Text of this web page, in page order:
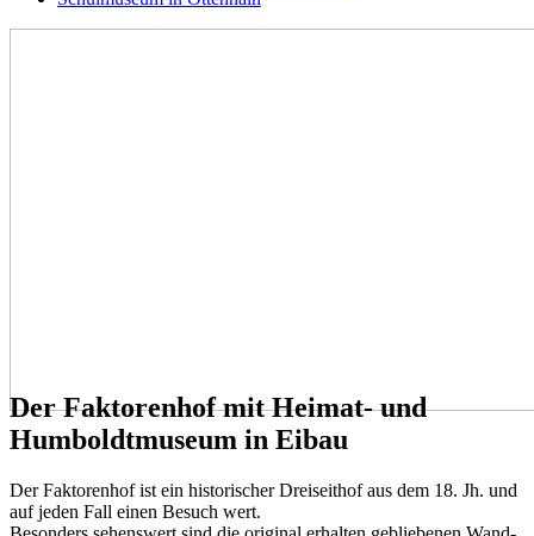
Der Faktorenhof mit Heimat- und
Humboldtmuseum in Eibau
Der Faktorenhof ist ein historischer Dreiseithof aus dem 18. Jh. und
auf jeden Fall einen Besuch wert.